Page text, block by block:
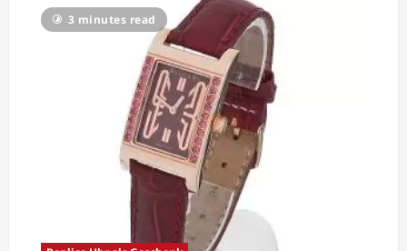
Replica
Uhren
Geschichte
3 minutes read